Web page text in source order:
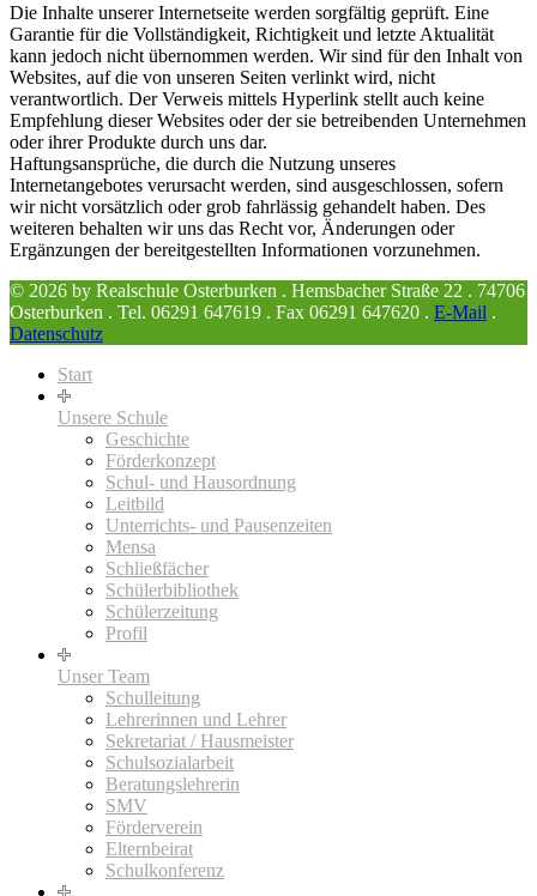
Die Inhalte unserer Internetseite werden sorgfältig geprüft. Eine
Garantie für die Vollständigkeit, Richtigkeit und letzte Aktualität
kann jedoch nicht übernommen werden. Wir sind für den Inhalt von
Websites, auf die von unseren Seiten verlinkt wird, nicht
verantwortlich. Der Verweis mittels Hyperlink stellt auch keine
Empfehlung dieser Websites oder der sie betreibenden Unternehmen
oder ihrer Produkte durch uns dar.
Haftungsansprüche, die durch die Nutzung unseres
Internetangebotes verursacht werden, sind ausgeschlossen, sofern
wir nicht vorsätzlich oder grob fahrlässig gehandelt haben. Des
weiteren behalten wir uns das Recht vor, Änderungen oder
Ergänzungen der bereitgestellten Informationen vorzunehmen.
© 2026 by Realschule Osterburken . Hemsbacher Straße 22 . 74706
Osterburken . Tel. 06291 647619 . Fax 06291 647620 . E-Mail .
Datenschutz
Start
Unsere Schule
Geschichte
Förderkonzept
Schul- und Hausordnung
Leitbild
Unterrichts- und Pausenzeiten
Mensa
Schließfächer
Schülerbibliothek
Schülerzeitung
Profil
Unser Team
Schulleitung
Lehrerinnen und Lehrer
Sekretariat / Hausmeister
Schulsozialarbeit
Beratungslehrerin
SMV
Förderverein
Elternbeirat
Schulkonferenz